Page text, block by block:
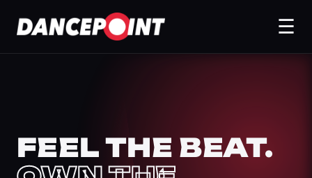
☰
FEEL THE BEAT.